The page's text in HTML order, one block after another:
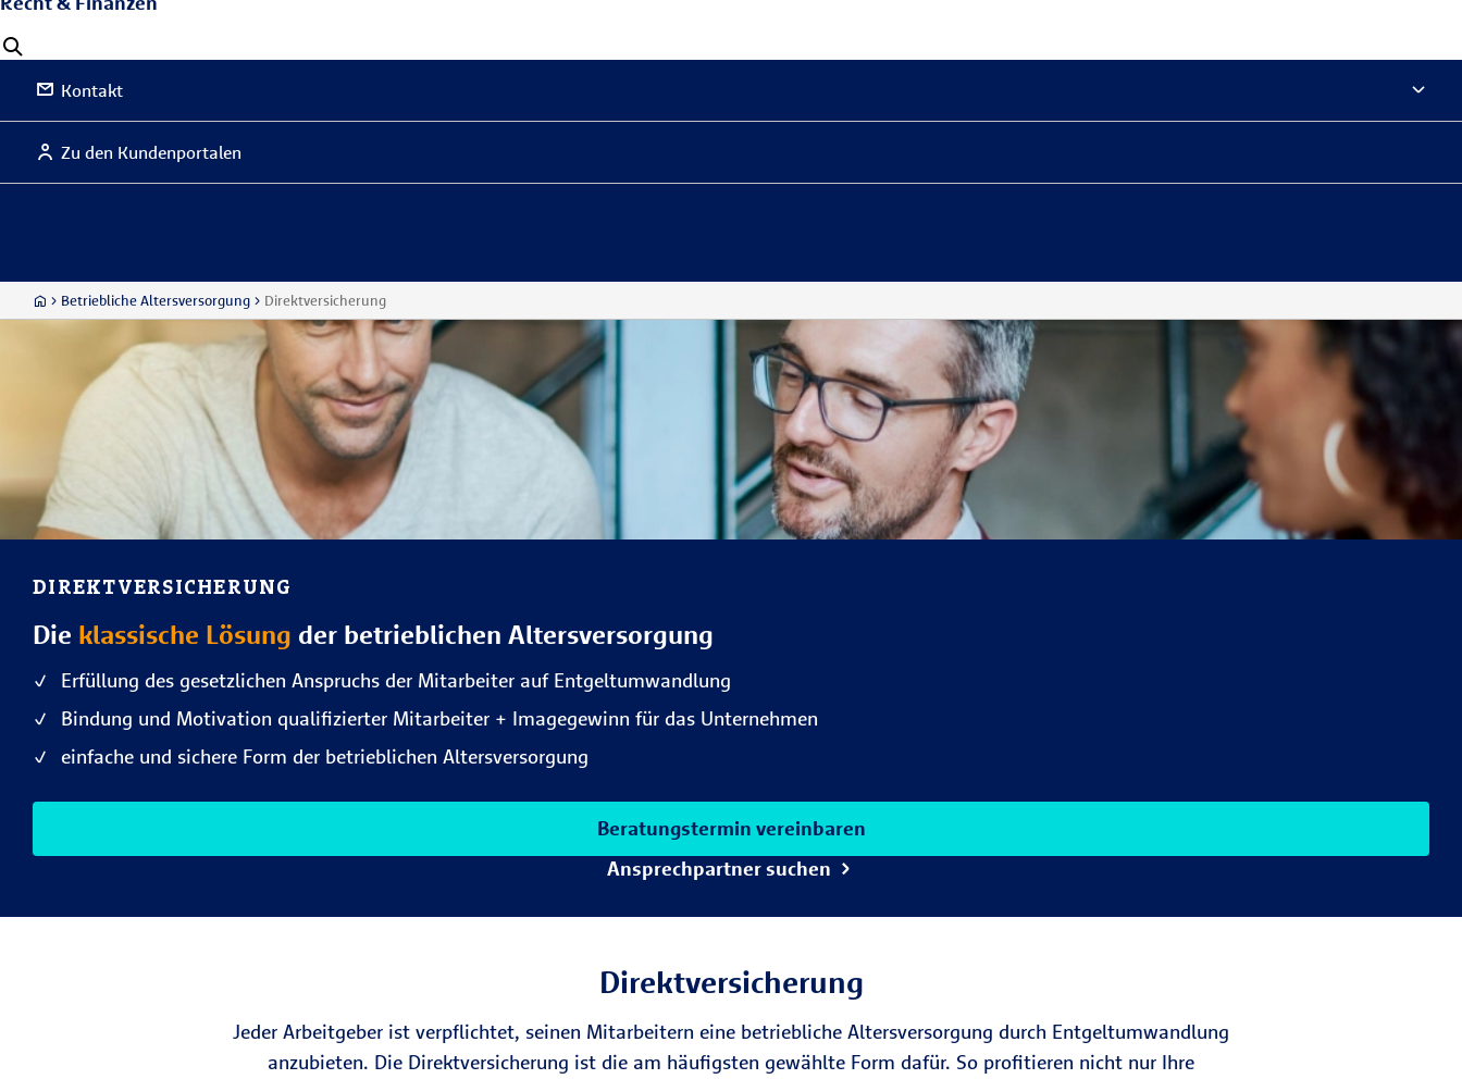
Kontakt
Zu den Kundenportalen
Betriebliche Altersversorgung Direktversicherung
DIREKTVERSICHERUNG
Die klassische Lösung der betrieblichen Altersversorgung
Erfüllung des gesetzlichen Anspruchs der Mitarbeiter auf Entgeltumwandlung
Bindung und Motivation qualifizierter Mitarbeiter + Imagegewinn für das Unternehmen
einfache und sichere Form der betrieblichen Altersversorgung
Beratungstermin vereinbaren
Ansprechpartner suchen
Direktversicherung
Jeder Arbeitgeber ist verpflichtet, seinen Mitarbeitern eine betriebliche Altersversorgung durch Entgeltumwandlung
anzubieten. Die Direktversicherung ist die am häufigsten gewählte Form dafür. So profitieren nicht nur Ihre